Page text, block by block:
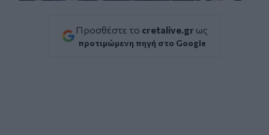
Προσθέστε το cretalive.gr ως
προτιμώμενη πηγή στο Google